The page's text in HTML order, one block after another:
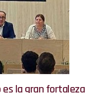
la gran fortaleza